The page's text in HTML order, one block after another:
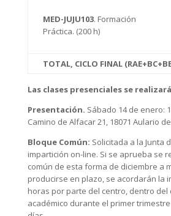
MED-JUJU103. Formación
Práctica. (200 h)
TOTAL, CICLO FINAL
Las clases presenciales se
Presentación. Sábado 14 de enero:
Camino de Alfacar 21, 18071 Aulario
Bloque Común: Solicitada a la Junta
impartición on-line. Si se aprueba se
común de esta forma de diciembre a
producirse en plazo, se acordarán la
horas por parte del centro, dentro del
académico durante el primer